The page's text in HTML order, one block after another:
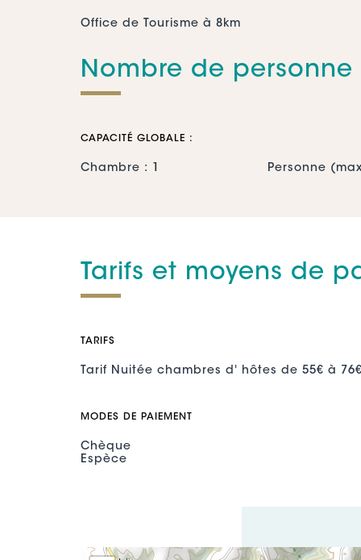
Office de Tourisme à 8km
Nombre de personne
CAPACITÉ GLOBALE :
Chambre : 1
Personne
Tarifs et moyens de
TARIFS
Tarif Nuitée chambres d' hôtes de 55€ à
MODES DE PAIEMENT
Chèque
Espèce